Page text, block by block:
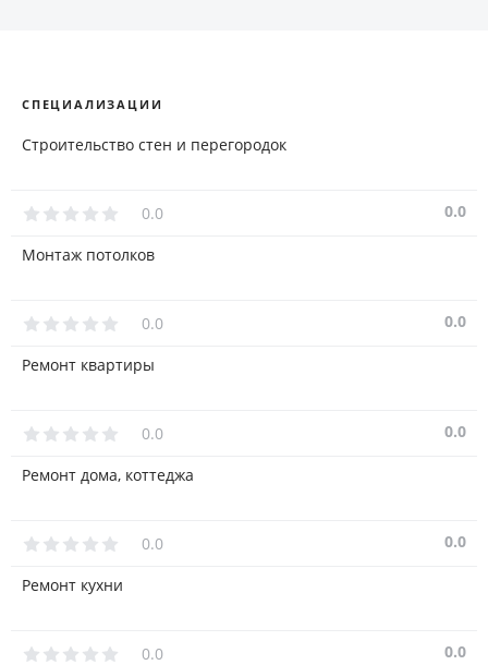
СПЕЦИАЛИЗАЦИИ
Строительство стен и перегородок
0.0 0.0
Монтаж потолков
0.0 0.0
Ремонт квартиры
0.0 0.0
Ремонт дома, коттеджа
0.0 0.0
Ремонт кухни
0.0 0.0